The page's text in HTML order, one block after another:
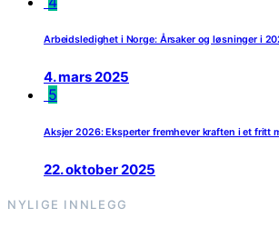
Arbeidsledighet i Norge: Årsaker og løsninger i
4. mars 2025
5
Aksjer 2026: Eksperter fremhever kraften i et fritt
22. oktober 2025
NYLIGE INNLEGG